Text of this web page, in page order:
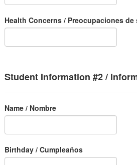
Health Concerns / Preocupaciones de
Student Information #2 /
Name / Nombre
Birthday / Cumpleaños